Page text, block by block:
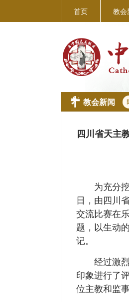
首页 教会
教会新闻
四川省天主
为充分挖
日，由四川
交流比赛在
题，以生动
记。
经过激烈
印象进行了
位主教和监